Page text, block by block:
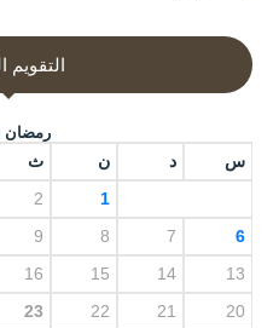
التقويم
رمضان 1440
س د ن ث
1
2
6
7
8
9
13
14
15
16
20
21
22
23